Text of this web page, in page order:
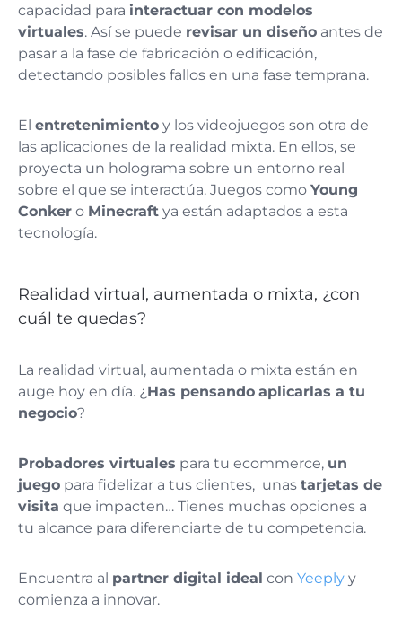
capacidad para interactuar con modelos
virtuales. Así se puede revisar un diseño antes de
pasar a la fase de fabricación o edificación,
detectando posibles fallos en una fase temprana.
El entretenimiento y los videojuegos son otra de
las aplicaciones de la realidad mixta. En ellos, se
proyecta un holograma sobre un entorno real
sobre el que se interactúa. Juegos como Young
Conker o Minecraft ya están adaptados a esta
tecnología.
Realidad virtual, aumentada o mixta, ¿con
cuál te quedas?
La realidad virtual, aumentada o mixta están en
auge hoy en día. ¿ Has pensando aplicarlas a tu
negocio?
Probadores virtuales para tu ecommerce, un
juego para fidelizar a tus clientes, unas tarjetas de
visita que impacten… Tienes muchas opciones a
tu alcance para diferenciarte de tu competencia.
Encuentra al partner digital ideal con Yeeply y
comienza a innovar.